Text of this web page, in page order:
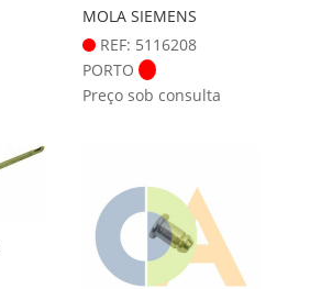
MOLA SIEMENS
REF: 5116208
PORTO
Preço sob consulta